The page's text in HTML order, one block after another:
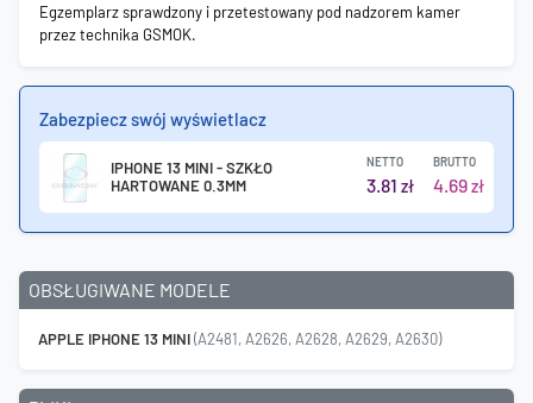
Egzemplarz sprawdzony i przetestowany pod nadzorem kamer
przez technika GSMOK.
Zabezpiecz swój wyświetlacz
IPHONE 13 MINI - SZKŁO
HARTOWANE 0.3MM
NETTO
3.81 zł
BRUTTO
4.69zł
OBSŁUGIWANE MODELE
APPLE IPHONE 13 MINI(A2481, A2626, A2628, A2629, A2630)